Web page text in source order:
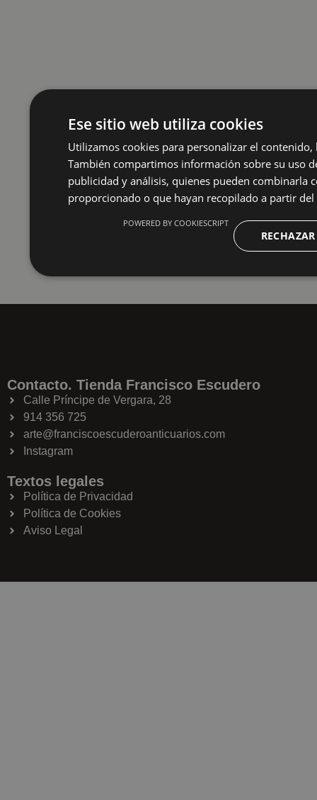
Contacto. Tienda Francisco Escudero
Calle Príncipe de Vergara, 28
914 356 725
arte@franciscoescuderoanticuarios.com
Instagram
Textos legales
Política de Privacidad
Política de Cookies
Aviso Legal
Ese sitio web utiliza cookies
Utilizamos cookies para personalizar el
También compartimos información sobre su uso
publicidad y análisis, quienes pueden combinarla
proporcionado o que hayan recopilado a partir
POWERED BY COOKIESCRIPT